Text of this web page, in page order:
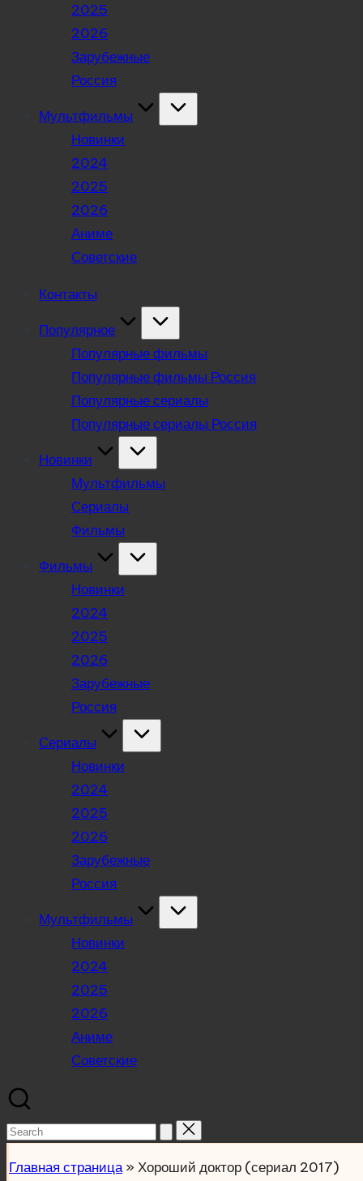
2025
2026
Зарубежные
Россия
Мультфильмы
Новинки
2024
2025
2026
Аниме
Советские
Контакты
Популярное
Популярные фильмы
Популярные фильмы Россия
Популярные сериалы
Популярные сериалы Россия
Новинки
Мультфильмы
Сериалы
Фильмы
Фильмы
Новинки
2024
2025
2026
Зарубежные
Россия
Сериалы
Новинки
2024
2025
2026
Зарубежные
Россия
Мультфильмы
Новинки
2024
2025
2026
Аниме
Советские
Search
Главная страница» Хороший доктор (сериал 2017)